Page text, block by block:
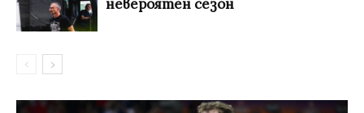
невероятен сезон